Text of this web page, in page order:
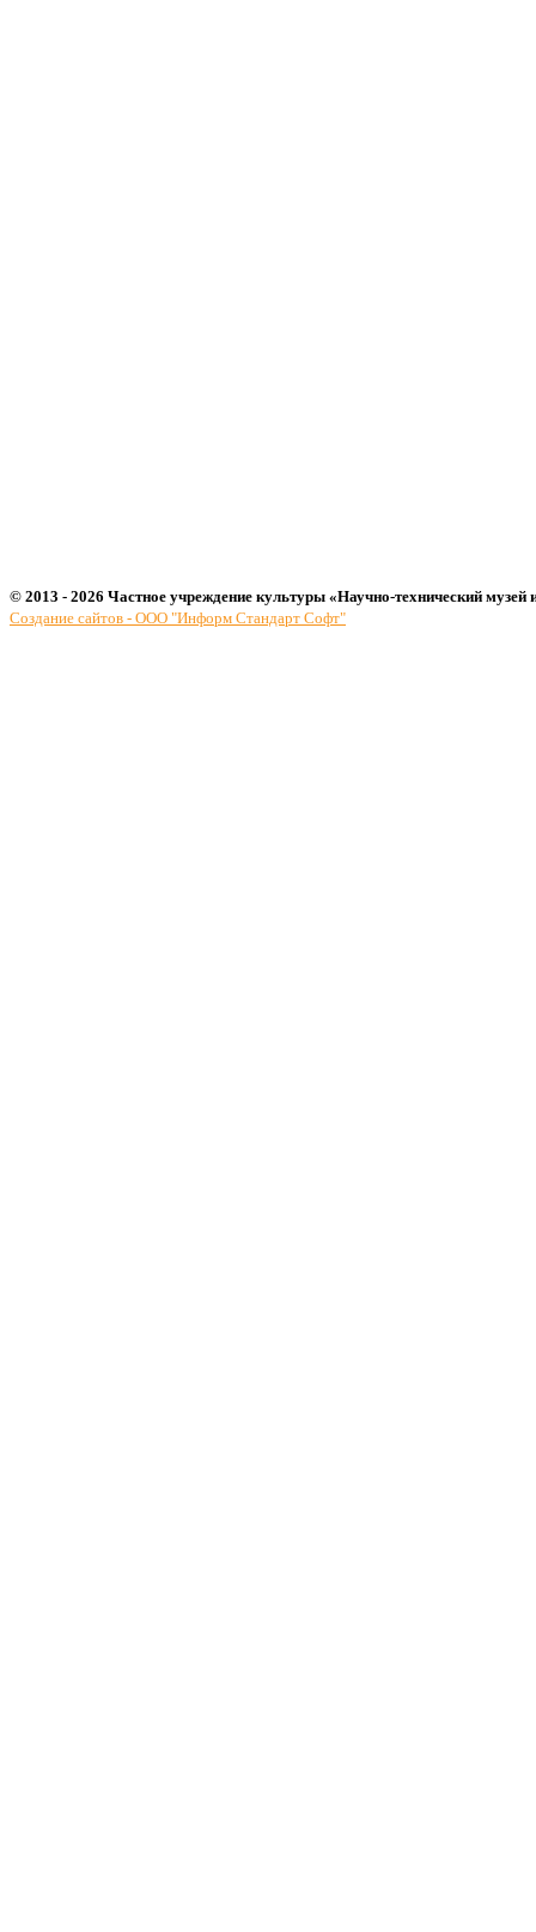
© 2013 - 2026 Частное учреждение культуры «Научно-технический музей
Создание сайтов - ООО "Информ Стандарт Софт"